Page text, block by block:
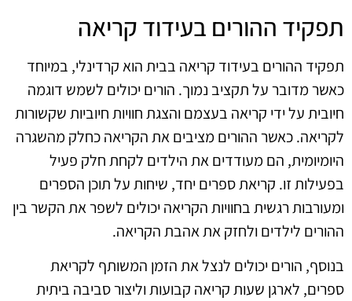
תפקיד ההורים בעידוד קריאה
תפקיד ההורים בעידוד קריאה בבית הוא קרדינלי, במיוחד
כאשר מדובר על תקציב נמוך. הורים יכולים לשמש דוגמה
חיובית על ידי קריאה בעצמם והצגת חוויות חיוביות שקשורות
לקריאה. כאשר ההורים מציבים את הקריאה כחלק מהשגרה
היומיומית, הם מעודדים את הילדים לקחת חלק פעיל
בפעילות זו. קריאת ספרים יחד, שיחות על תוכן הספרים
ומעורבות רגשית בחוויות הקריאה יכולים לשפר את הקשר בין
ההורים לילדים ולחזק את אהבת הקריאה.
בנוסף, הורים יכולים לנצל את הזמן המשותף לקריאת
ספרים, לארגן שעות קריאה קבועות וליצור סביבה ביתית